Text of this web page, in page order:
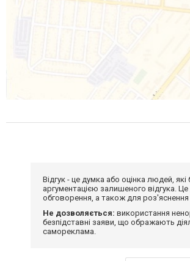
Відгук - це думка або оцінка людей,
аргументацією залишеного відгука.
обговорення, а також для роз'яснення
Не дозволяється: використання
безпідставні заяви, що ображають
самореклама.